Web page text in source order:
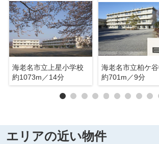
海老名市立上星小学校
約1073m／14分
約701m／9分
エリアの近い物件